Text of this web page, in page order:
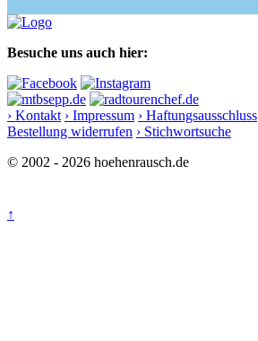
Besuche uns auch hier:
› Kontakt › Impressum › Haftungsausschluss
Bestellung widerrufen › Stichwortsuche
© 2002 - 2026 hoehenrausch.de
↑